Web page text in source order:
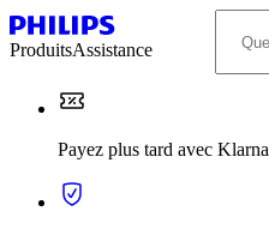
ProduitsAssistance
Payez plus tard avec Klarna